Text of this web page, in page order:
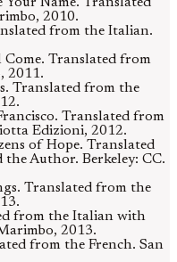
2010.
from the Italian.
Translated from
2011.
Translated from the
Translated from
Edizioni, 2012.
of Hope. Translated
Author. Berkeley: CC.
Translated from the
from the Italian with
2013.
from the French. San